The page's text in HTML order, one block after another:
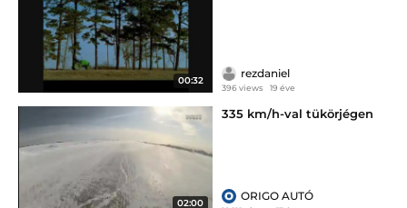
00:32
rezdaniel
396 views 19 éve
02:00
335 km/h-val tükörjégen
ORIGO AUTÓ